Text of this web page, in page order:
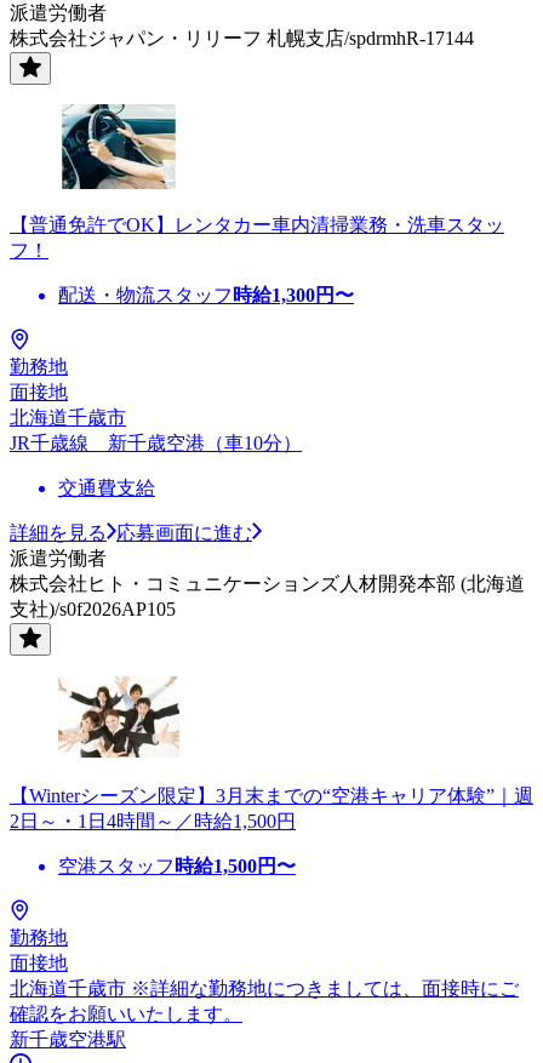
派遣労働者
株式会社ジャパン・リリーフ 札幌支店/spdrmhR-17144
【普通免許でOK】レンタカー車内清掃業務・洗車スタッ
フ！
配送・物流スタッフ 時給1,300円〜
勤務地
面接地
北海道千歳市
JR千歳線 新千歳空港（車10分）
交通費支給
詳細を見る
応募画面に進む
派遣労働者
株式会社ヒト・コミュニケーションズ人材開発本部 (北海道
支社)/s0f2026AP105
【Winterシーズン限定】3月末までの“空港キャリア体験”｜週
2日～・1日4時間～／時給1,500円
空港スタッフ 時給1,500円〜
勤務地
面接地
北海道千歳市 ※詳細な勤務地につきましては、面接時にご
確認をお願いいたします。
新千歳空港駅